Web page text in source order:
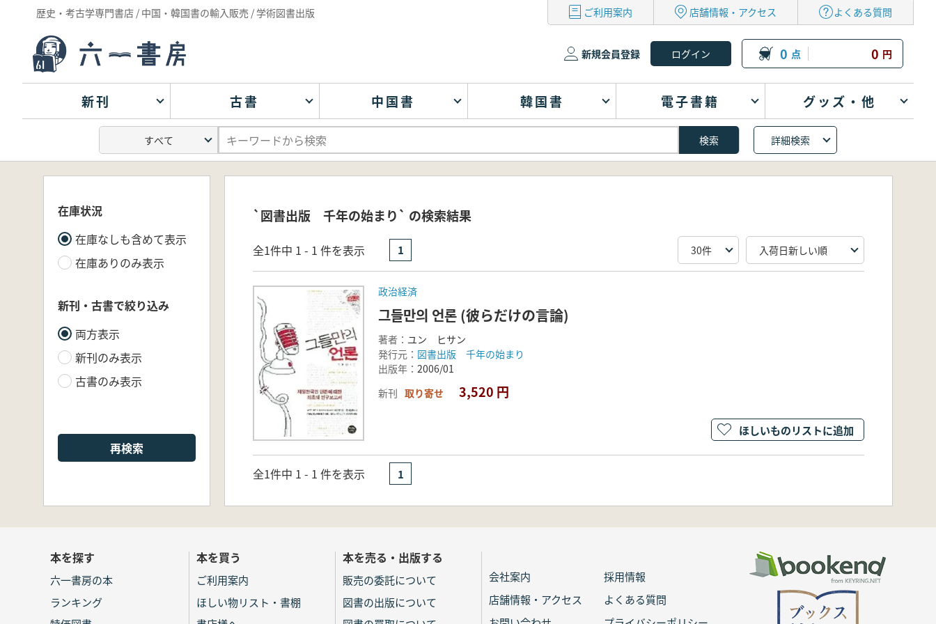
歴史・考古学専門書店 / 中国・韓国書の輸入販売 / 学術図書出版 ご利用案内 店舗情報・アクセス よくある質問
新規会員登録 0 点 0 円
新刊 古書 中国書 韓国書 電子書籍 グッズ・他
詳細検索
在庫状況
在庫なしも含めて表示
在庫ありのみ表示
新刊・古書で絞り込み
両方表示
新刊のみ表示
古書のみ表示
再検索
`図書出版 千年の始まり` の検索結果
全1件中 1 - 1 件を表示 1
政治経済
그들만의 언론 (彼らだけの言論)
著者： ユン ヒサン
発行元： 図書出版 千年の始まり
出版年： 2006/01
新刊 取り寄せ 3,520 円
ほしいものリストに追加
全1件中 1 - 1 件を表示 1
本を探す
六一書房の本
ランキング
本を買う
ご利用案内
ほしい物リスト・書棚
本を売る・出版する
販売の委託について
図書の出版について
会社案内
採用情報
店舗情報・アクセス
よくある質問